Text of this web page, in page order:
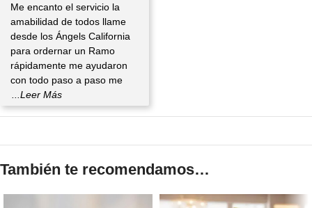
Me encanto el servicio la
amabilidad de todos llame
desde los Ángels California
para ordernar un Ramo
rápidamente me ayudaron
con todo paso a paso me
...Leer Más
También te recomendamos…